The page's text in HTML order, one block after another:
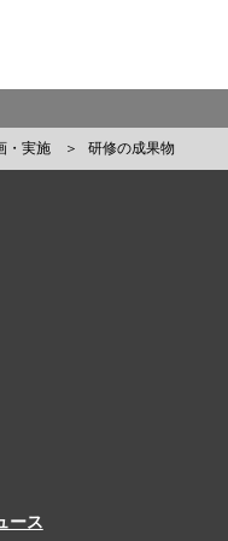
・実施 研修の成果物
ース